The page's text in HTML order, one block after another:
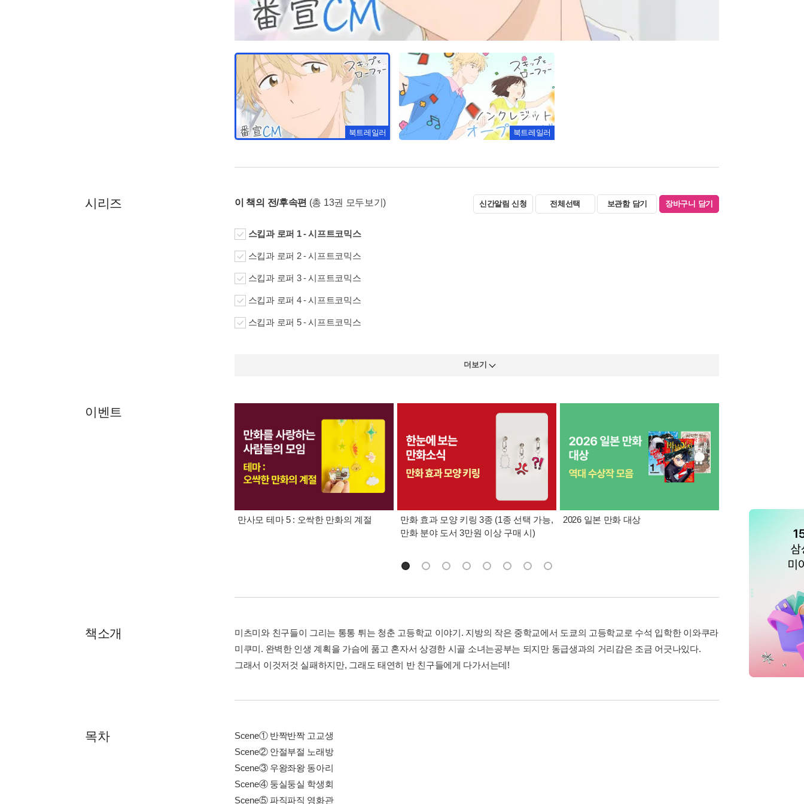
북트레일러 북트레일러
시리즈 이 책의 전/후속편 (총 13권 모두보기) 신간알림 신청 전체선택 보관함 담기 장바구니 담기
스킵과 로퍼 1 - 시프트코믹스
스킵과 로퍼 2 - 시프트코믹스
스킵과 로퍼 3 - 시프트코믹스
스킵과 로퍼 4 - 시프트코믹스
스킵과 로퍼 5 - 시프트코믹스
더보기
이벤트
만사모 테마 5 : 오싹한 만화의 계절
만화 효과 모양 키링 3종 (1종 선택 가능,
만화 분야 도서 3만원 이상 구매 시)
2026 일본 만화 대상
모리 카오루 통신 1
책소개
미츠미와 친구들이 그리는 통통 튀는 청춘 고등학교 이야기. 지방의 작은 중학교에서 도쿄의 고등학교로 수석 입학한 이와쿠라
미쿠미. 완벽한 인생 계획을 가슴에 품고 혼자서 상경한 시골 소녀는공부는 되지만 동급생과의 거리감은 조금 어긋나있다.
그래서 이것저것 실패하지만, 그래도 태연히 반 친구들에게 다가서는데!
목차
Scene① 반짝반짝 고교생
Scene② 안절부절 노래방
Scene③ 우왕좌왕 동아리
Scene④ 둥실둥실 학생회
Scene⑤ 파직파직 영화관